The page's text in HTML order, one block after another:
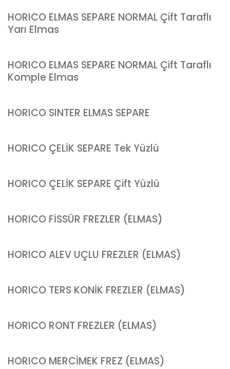
HORICO ELMAS SEPARE NORMAL Çift Taraflı
Yarı Elmas
HORICO ELMAS SEPARE NORMAL Çift Taraflı
Komple Elmas
HORICO SINTER ELMAS SEPARE
HORICO ÇELİK SEPARE Tek Yüzlü
HORICO ÇELİK SEPARE Çift Yüzlü
HORICO FİSSÜR FREZLER (ELMAS)
HORICO ALEV UÇLU FREZLER (ELMAS)
HORICO TERS KONİK FREZLER (ELMAS)
HORICO RONT FREZLER (ELMAS)
HORICO MERCİMEK FREZ (ELMAS)